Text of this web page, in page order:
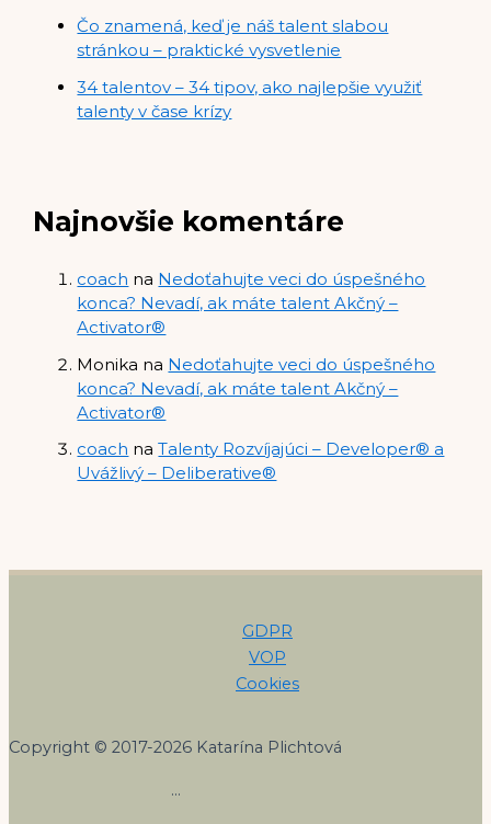
Čo znamená, keď je náš talent slabou
stránkou – praktické vysvetlenie
34 talentov – 34 tipov, ako najlepšie využiť
talenty v čase krízy
Najnovšie komentáre
coach na Nedoťahujte veci do úspešného
konca? Nevadí, ak máte talent Akčný –
Activator®
Monika na Nedoťahujte veci do úspešného
konca? Nevadí, ak máte talent Akčný –
Activator®
coach naTalenty Rozvíjajúci – Developer® a
Uvážlivý – Deliberative®
GDPR
VOP
Cookies
Copyright © 2017-2026 Katarína Plichtová
…